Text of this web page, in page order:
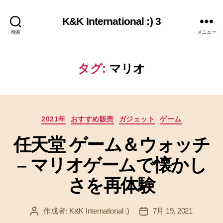
検索
K&K International :) 3
メニュー
タグ: マリオ
カ
ゴ
リ
ー
2021年 おすすめ販売 ガジェット ゲーム
任天堂 ゲーム＆ウォッチ
– マリオゲームで懐かし
さを再体験
投 作成者: K&K International :)
投 7月 19, 2021